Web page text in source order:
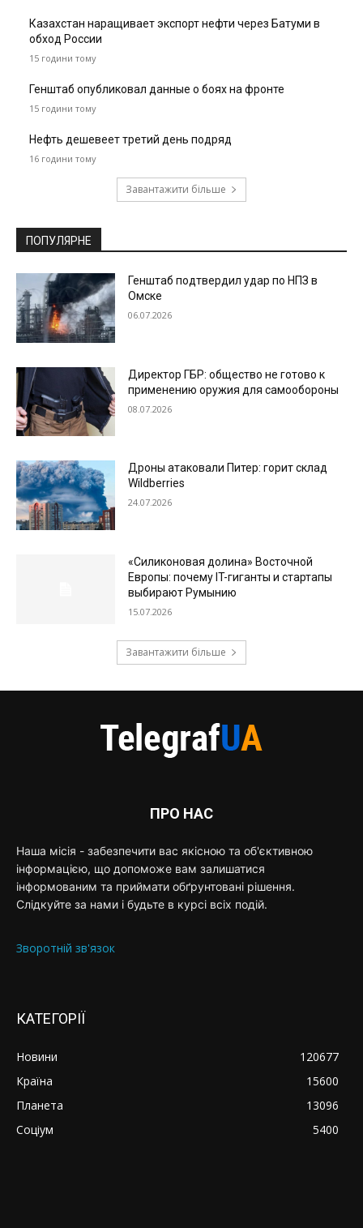
Казахстан наращивает экспорт нефти через Батуми в
обход России
15 години тому
Генштаб опубликовал данные о боях на фронте
15 години тому
Нефть дешевеет третий день подряд
16 години тому
Завантажити більше
ПОПУЛЯРНЕ
Генштаб подтвердил удар по НПЗ в
Омске
06.07.2026
Директор ГБР: общество не готово к
применению оружия для самообороны
08.07.2026
Дроны атаковали Питер: горит склад
Wildberries
24.07.2026
«Силиконовая долина» Восточной
Европы: почему IT-гиганты и стартапы
выбирают Румынию
15.07.2026
Завантажити більше
ПРО НАС
Наша місія - забезпечити вас якісною та об'єктивною
інформацією, що допоможе вам залишатися
інформованим та приймати обґрунтовані рішення.
Слідкуйте за нами і будьте в курсі всіх подій.
Зворотній зв'язок
КАТЕГОРІЇ
Новини
120677
Країна
15600
Планета
13096
Соціум
5400